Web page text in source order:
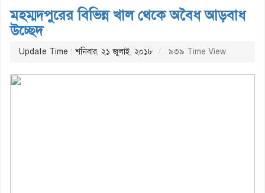
মহম্মদপুরের বিভিন্ন খাল থেকে অবৈধ আড়বাধ
উচ্ছেদ
Update Time : শনিবার, ২১ জুলাই, ২০১৮ ৯৩৯ Time View